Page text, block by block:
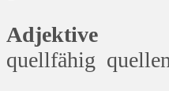
Adjektive
quellfähig quellen